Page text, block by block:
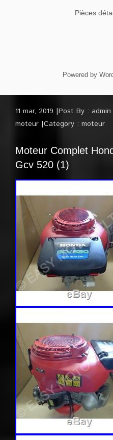
Pièces
Powered by
11 mar, 2019 Post By : admin
moteur Category : moteur
Moteur Complet
Gcv 520 (1)